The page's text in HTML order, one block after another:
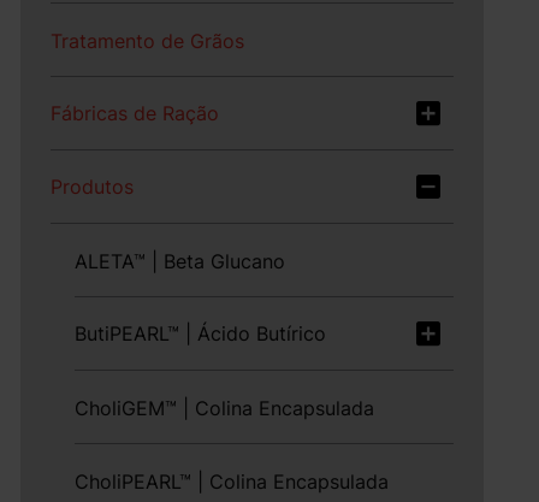
Tratamento de Grãos
Fábricas de Ração
Produtos
ALETA™ | Beta Glucano
ButiPEARL™ | Ácido Butírico
CholiGEM™ | Colina Encapsulada
CholiPEARL™ | Colina Encapsulada